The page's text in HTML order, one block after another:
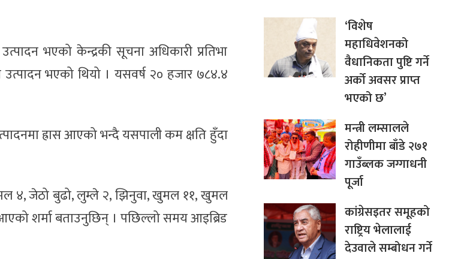
भएको केन्द्रकी सूचना अधिकारी प्रतिभा
उत्पादन भएको थियो । यसवर्ष २० हजार ७८४.४
ह्रास आएको भन्दै यसपाली कम क्षति हुँदा
४, जेठो बुढो, लुम्ले २, झिनुवा, खुमल ११, खुमल
शर्मा बताउनुछिन् । पछिल्लो समय आइब्रिड
‘विशेष
महाधिवेशनको
वैधानिकता पुष्टि गर्ने
अर्को अवसर प्राप्त
भएको छ’
मन्त्री लम्सालले
रोहीणीमा बाँडे २७१
गाउँब्लक जग्गाधनी
पूर्जा
कांग्रेसइतर समूहको
राष्ट्रिय भेलालाई
देउवाले सम्बोधन गर्ने